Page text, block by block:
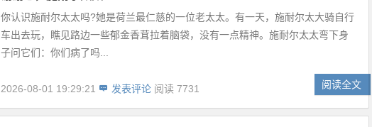
你认识施耐尔太太吗?她是荷兰最仁慈的一位老太太。有一天，施耐尔太大骑自行
车出去玩，瞧见路边一些郁金香茸拉着脑袋，没有一点精神。施耐尔太太弯下身
子问它们：你们病了吗...
2026-08-01 19:29:21 发表评论 阅读 7731 阅读全文